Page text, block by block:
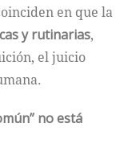
en que la
y rutinarias,
el juicio
no está